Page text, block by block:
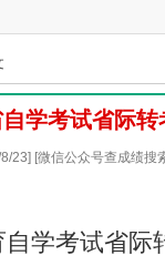
学考试省际
23] [微信公众号查成绩搜
学考试省际